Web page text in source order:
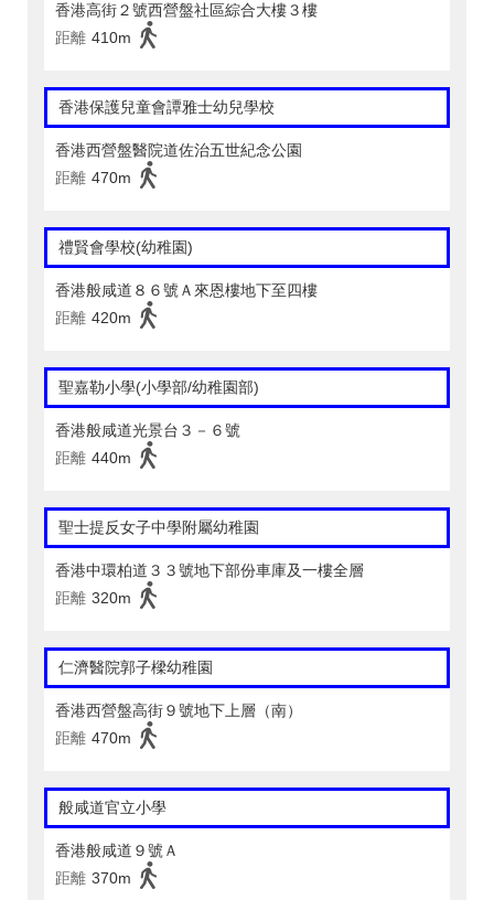
香港高街２號西營盤社區綜合大樓３樓
距離 410m
香港保護兒童會譚雅士幼兒學校
香港西營盤醫院道佐治五世紀念公園
距離 470m
禮賢會學校(幼稚園)
香港般咸道８６號Ａ來恩樓地下至四樓
距離 420m
聖嘉勒小學(小學部/幼稚園部)
香港般咸道光景台３－６號
距離 440m
聖士提反女子中學附屬幼稚園
香港中環柏道３３號地下部份車庫及一樓全層
距離 320m
仁濟醫院郭子樑幼稚園
香港西營盤高街９號地下上層（南）
距離 470m
般咸道官立小學
香港般咸道９號Ａ
距離 370m